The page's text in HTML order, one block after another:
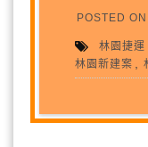
POSTED
林園捷運
林園新建案 ,